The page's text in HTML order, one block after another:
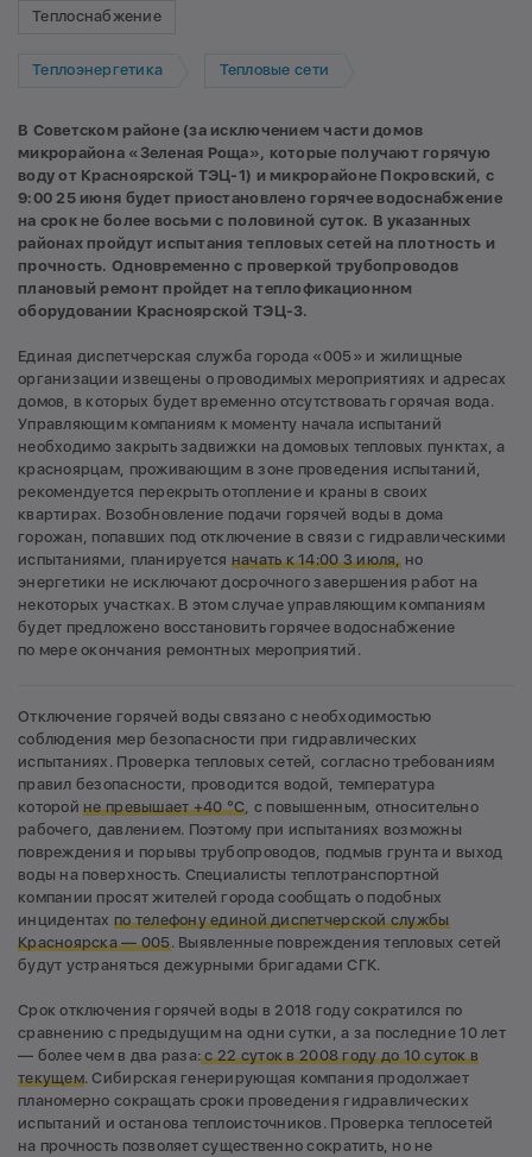
Теплоснабжение
Теплоэнергетика Тепловые сети
В Советском районе (за исключением части домов
микрорайона «Зеленая Роща», которые получают горячую
воду от Красноярской ТЭЦ-1) и микрорайоне Покровский, с
9:00 25 июня будет приостановлено горячее водоснабжение
на срок не более восьми с половиной суток. В указанных
районах пройдут испытания тепловых сетей на плотность и
прочность. Одновременно с проверкой трубопроводов
плановый ремонт пройдет на теплофикационном
оборудовании Красноярской ТЭЦ-3.
Единая диспетчерская служба города «005» и жилищные
организации извещены о проводимых мероприятиях и адресах
домов, в которых будет временно отсутствовать горячая вода.
Управляющим компаниям к моменту начала испытаний
необходимо закрыть задвижки на домовых тепловых пунктах, а
красноярцам, проживающим в зоне проведения испытаний,
рекомендуется перекрыть отопление и краны в своих
квартирах. Возобновление подачи горячей воды в дома
горожан, попавших под отключение в связи с гидравлическими
испытаниями, планируется начать к 14:00 3 июля,но
энергетики не исключают досрочного завершения работ на
некоторых участках. В этом случае управляющим компаниям
будет предложено восстановить горячее водоснабжение
по мере окончания ремонтных мероприятий.
Отключение горячей воды связано с необходимостью
соблюдения мер безопасности при гидравлических
испытаниях. Проверка тепловых сетей, согласно требованиям
правил безопасности, проводится водой, температура
которойне превышает +40 °C , с повышенным, относительно
рабочего, давлением. Поэтому при испытаниях возможны
повреждения и порывы трубопроводов, подмыв грунта и выход
воды на поверхность. Специалисты теплотранспортной
компании просят жителей города сообщать о подобных
инцидентах по телефону единой диспетчерской службы
Красноярска — 005. Выявленные повреждения тепловых сетей
будут устраняться дежурными бригадами СГК.
Срок отключения горячей воды в 2018 году сократился по
сравнению с предыдущим на одни сутки, а за последние 10 лет
— более чем в два раза:с 22 суток в 2008 году до 10 суток в
текущем. Сибирская генерирующая компания продолжает
планомерно сокращать сроки проведения гидравлических
испытаний и останова теплоисточников. Проверка теплосетей
на прочность позволяет существенно сократить, но не